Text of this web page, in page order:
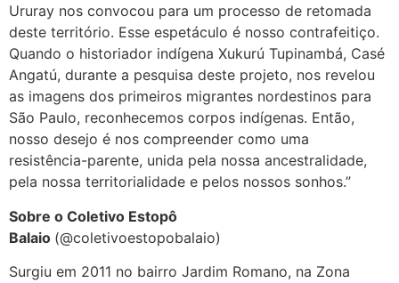
Ururay nos convocou para um processo de retomada
deste território. Esse espetáculo é nosso contrafeitiço.
Quando o historiador indígena Xukurú Tupinambá, Casé
Angatú, durante a pesquisa deste projeto, nos revelou
as imagens dos primeiros migrantes nordestinos para
São Paulo, reconhecemos corpos indígenas. Então,
nosso desejo é nos compreender como uma
resistência-parente, unida pela nossa ancestralidade,
pela nossa territorialidade e pelos nossos sonhos.”
Sobre o Coletivo Estopô
Balaio (@coletivoestopobalaio)
Surgiu em 2011 no bairro Jardim Romano, na Zona